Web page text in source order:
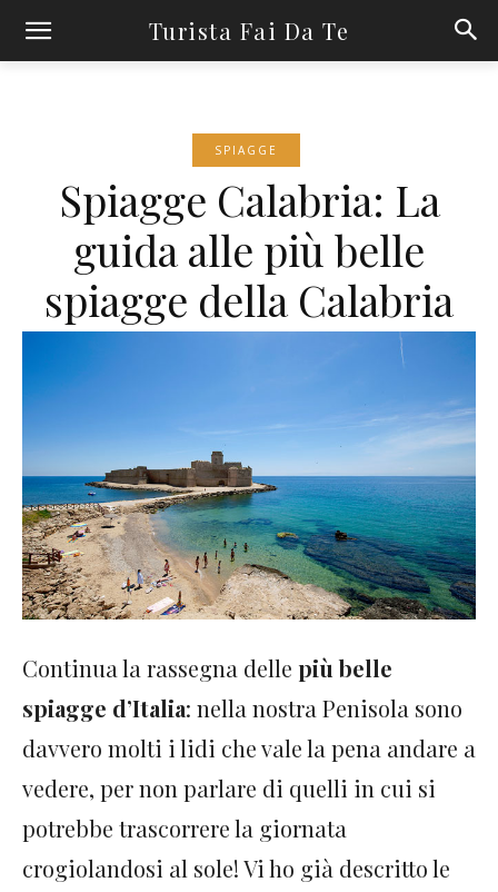
Turista Fai Da Te
SPIAGGE
Spiagge Calabria: La
guida alle più belle
spiagge della Calabria
Continua la rassegna delle più belle
spiagge d’Italia: nella nostra Penisola sono
davvero molti i lidi che vale la pena andare a
vedere, per non parlare di quelli in cui si
potrebbe trascorrere la giornata
crogiolandosi al sole! Vi ho già descritto le